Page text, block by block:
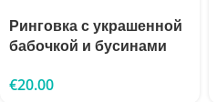
Ринговка с украшенной
бабочкой и бусинами
€20.00